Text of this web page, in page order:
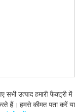
उत्पाद हमारी फैक्ट्री में
हैं। हमसे कीमत पता करें या